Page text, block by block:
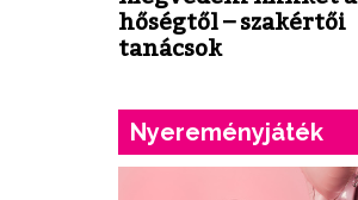
hőségtől – szakértői
tanácsok
Nyereményjáték